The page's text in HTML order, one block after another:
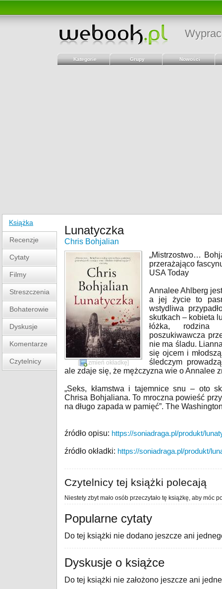
Kategorie Grupy Nowości
Książka
Recenzje
Cytaty
Filmy
Streszczenia
Bohaterowie
Dyskusje
Komentarze
Czytelnicy
Lunatyczka
Chris Bohjalian
[ zmień okładkę]
„Mistrzostwo…
przerażająco
USA Today
Annalee Ahlberg
a jej życie to
wstydliwa
skutkach ‒ kobieta
łóżka, rodzina
poszukiwawcza
nie ma śladu.
się ojcem i
śledczym
ale zdaje się, że mężczyzna wie o Annalee
„Seks, kłamstwa i tajemnice snu – oto
Chrisa Bohjaliana. To mroczna powieść
na długo zapada w pamięć”. The
źródło opisu: https://soniadraga.pl/produkt/
źródło okładki: https://soniadraga.pl/produkt/
Czytelnicy tej książki polecają
Niestety zbyt mało osób przeczytało tę książkę, aby móc
Popularne cytaty
Do tej książki nie dodano jeszcze ani
Dyskusje o książce
Do tej książki nie założono jeszcze ani